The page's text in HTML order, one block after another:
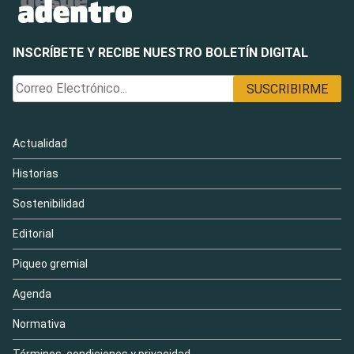
INSCRÍBETE Y RECIBE NUESTRO BOLETÍN DIGITAL
Actualidad
Historias
Sostenibilidad
Editorial
Piqueo gremial
Agenda
Normativa